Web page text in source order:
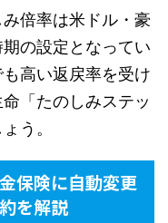
倍率は米ドル・豪
の設定となってい
高い返戻率を受け
「たのしみステッ
う。
保険に自動変更
を解説